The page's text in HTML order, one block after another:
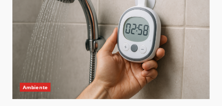
Ambiente